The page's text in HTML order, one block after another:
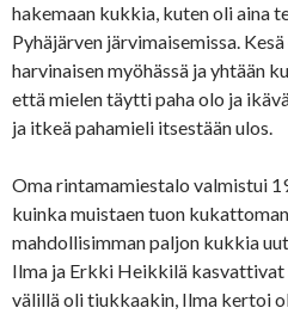
hakemaan kukkia, kuten oli aina
Pyhäjärven järvimaisemissa.
harvinaisen myöhässä ja yhtään
että mielen täytti paha olo ja
ja itkeä pahamieli itsestään ulos.
Oma rintamamiestalo valmistui
kuinka muistaen tuon
mahdollisimman paljon kukkia
Ilma ja Erkki Heikkilä kasvattivat
välillä oli tiukkaakin, Ilma kertoi